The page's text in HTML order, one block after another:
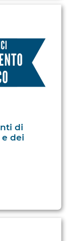
di
dei